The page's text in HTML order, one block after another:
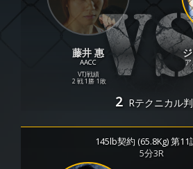
藤井 惠
AACC
VTJ戦績
2 戦 1勝 1敗
ア
2 Rテクニカル
145lb契約 (65.8Kg) 第11
5分3R